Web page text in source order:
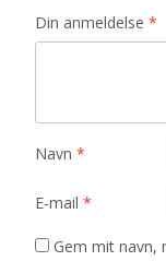
Din anmeldelse *
Navn *
E-mail *
Gem mit navn,